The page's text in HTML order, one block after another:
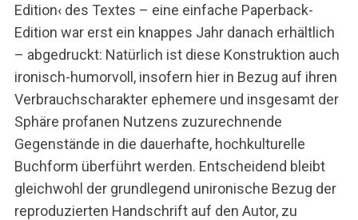
Edition‹ des Textes – eine einfache Paperback-
Edition war erst ein knappes Jahr danach erhältlich
– abgedruckt: Natürlich ist diese Konstruktion auch
ironisch-humorvoll, insofern hier in Bezug auf ihren
Verbrauchscharakter ephemere und insgesamt der
Sphäre profanen Nutzens zuzurechnende
Gegenstände in die dauerhafte, hochkulturelle
Buchform überführt werden. Entscheidend bleibt
gleichwohl der grundlegend unironische Bezug der
reproduzierten Handschrift auf den Autor, zu